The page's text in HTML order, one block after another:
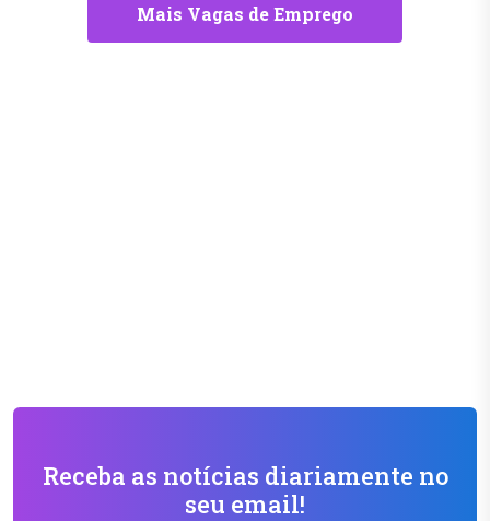
Mais Vagas de Emprego
Receba as notícias diariamente no
seu email!